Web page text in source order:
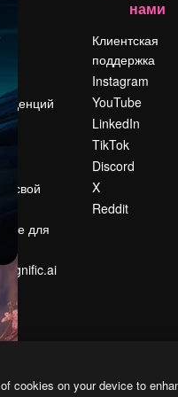
свой
для
нами
Клиентская
поддержка
Instagram
YouTube
LinkedIn
TikTok
Discord
X
Reddit
cookies on your device to